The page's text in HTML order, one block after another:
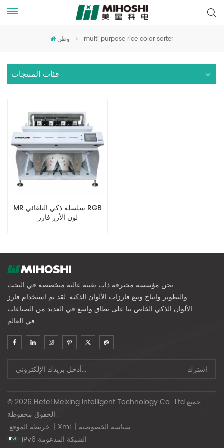
وطن multi purpose rice color sorter
فئات المنتجات
MR سلسلة ذكي التلقائي RGB
لون الأرز فارز
نحن مؤسسة محترفة ذات تقنية عالية متخصصة في البحث
والتطوير وإنتاج وبيع فارزات الألوان الذكية. لقد تم استخدام فارز
الألوان الذكي الخاص بنا على نطاق واسع في العديد من الصناعات
في العالم.
© 2026 Hefei Meixing Intelligent Technology Co., Ltd جميع
الحقوق محفوظة .
| Xml | سياسة الخصوصية
IPv6 الشبكة المدعومة